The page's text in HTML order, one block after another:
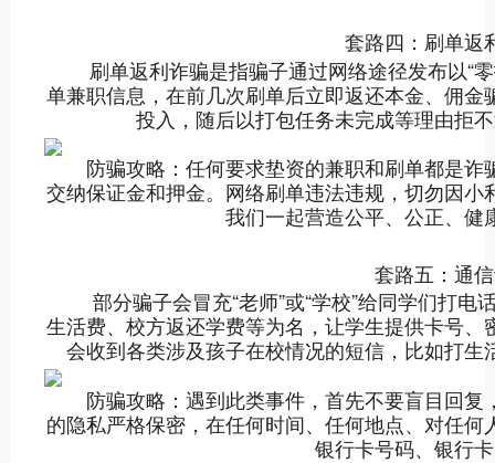
套路四：刷单返
刷单返利诈骗是指骗子通过网络途径发布以“
单兼职信息，在前几次刷单后立即返还本金、佣
投入，随后以打包任务未完成等理由拒
防骗攻略：任何要求垫资的兼职和刷单都是诈
交纳保证金和押金。网络刷单违法违规，切勿因
我们一起营造公平、公正、健
套路五：通信
部分骗子会冒充“老师”或“学校”给同学们打电
生活费、校方返还学费等为名，让学生提供卡号
会收到各类涉及孩子在校情况的短信，比如打
防骗攻略：遇到此类事件，首先不要盲目回复
的隐私严格保密，在任何时间、任何地点、对任
银行卡号码、银行